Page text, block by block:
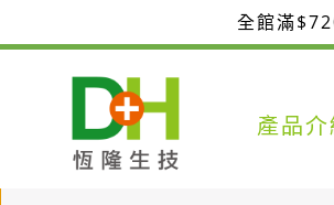
至
全館滿
產品介
“UC-II活力固得加強版(60粒/盒)”